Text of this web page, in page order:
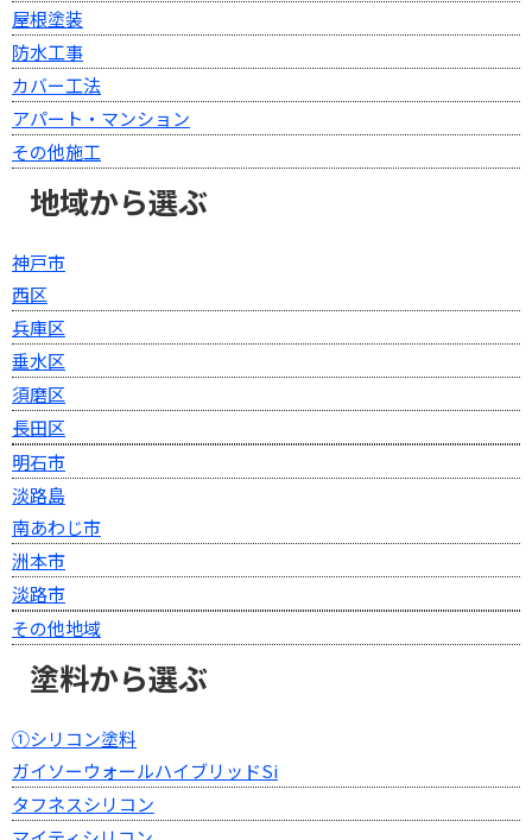
屋根塗装
防水工事
カバー工法
アパート・マンション
その他施工
地域から選ぶ
神戸市
西区
兵庫区
垂水区
須磨区
長田区
明石市
淡路島
南あわじ市
洲本市
淡路市
その他地域
塗料から選ぶ
①シリコン塗料
ガイソーウォールハイブリッドSi
タフネスシリコン